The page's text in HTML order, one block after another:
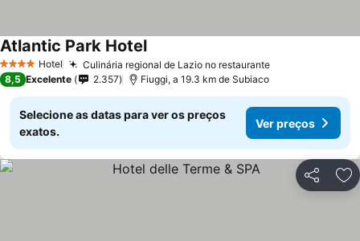
4 EstrelasHotel Culinária regional de Lazio no restaurante
Atlantic Park Hotel
8,5 Excelente 2.357 Fiuggi, a 19.3 km de Subiaco
Selecione as datas para ver os preços
exatos.
Ver preços
Partilhar